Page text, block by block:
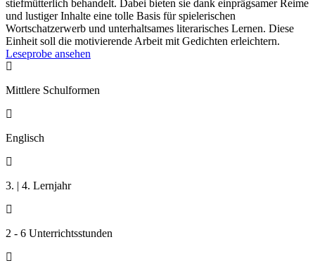
stiefmütterlich behandelt. Dabei bieten sie dank einprägsamer Reime
und lustiger Inhalte eine tolle Basis für spielerischen
Wortschatzerwerb und unterhaltsames literarisches Lernen. Diese
Einheit soll die motivierende Arbeit mit Gedichten erleichtern.
Leseprobe ansehen

Mittlere Schulformen

Englisch

3. | 4. Lernjahr

2 - 6 Unterrichtsstunden
